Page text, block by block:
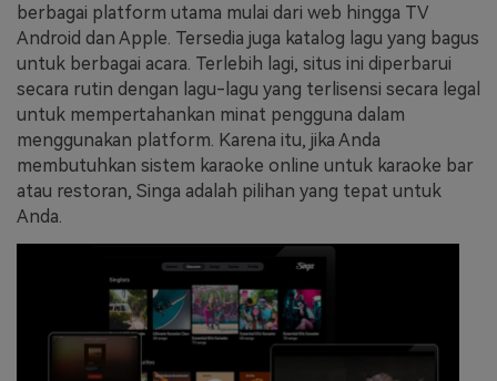
berbagai platform utama mulai dari web hingga TV
Android dan Apple. Tersedia juga katalog lagu yang bagus
untuk berbagai acara. Terlebih lagi, situs ini diperbarui
secara rutin dengan lagu-lagu yang terlisensi secara legal
untuk mempertahankan minat pengguna dalam
menggunakan platform. Karena itu, jika Anda
membutuhkan sistem karaoke online untuk karaoke bar
atau restoran, Singa adalah pilihan yang tepat untuk
Anda.